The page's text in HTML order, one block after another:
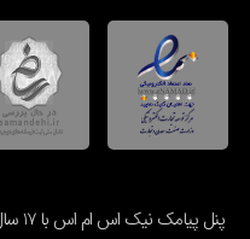
پنل پیامک نیک اس ام اس با 17 سال تجربه